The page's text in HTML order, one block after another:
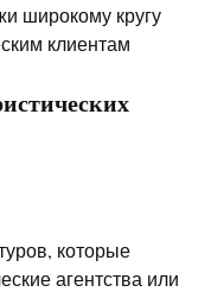
широкому кругу
клиентам
которые
агентства или